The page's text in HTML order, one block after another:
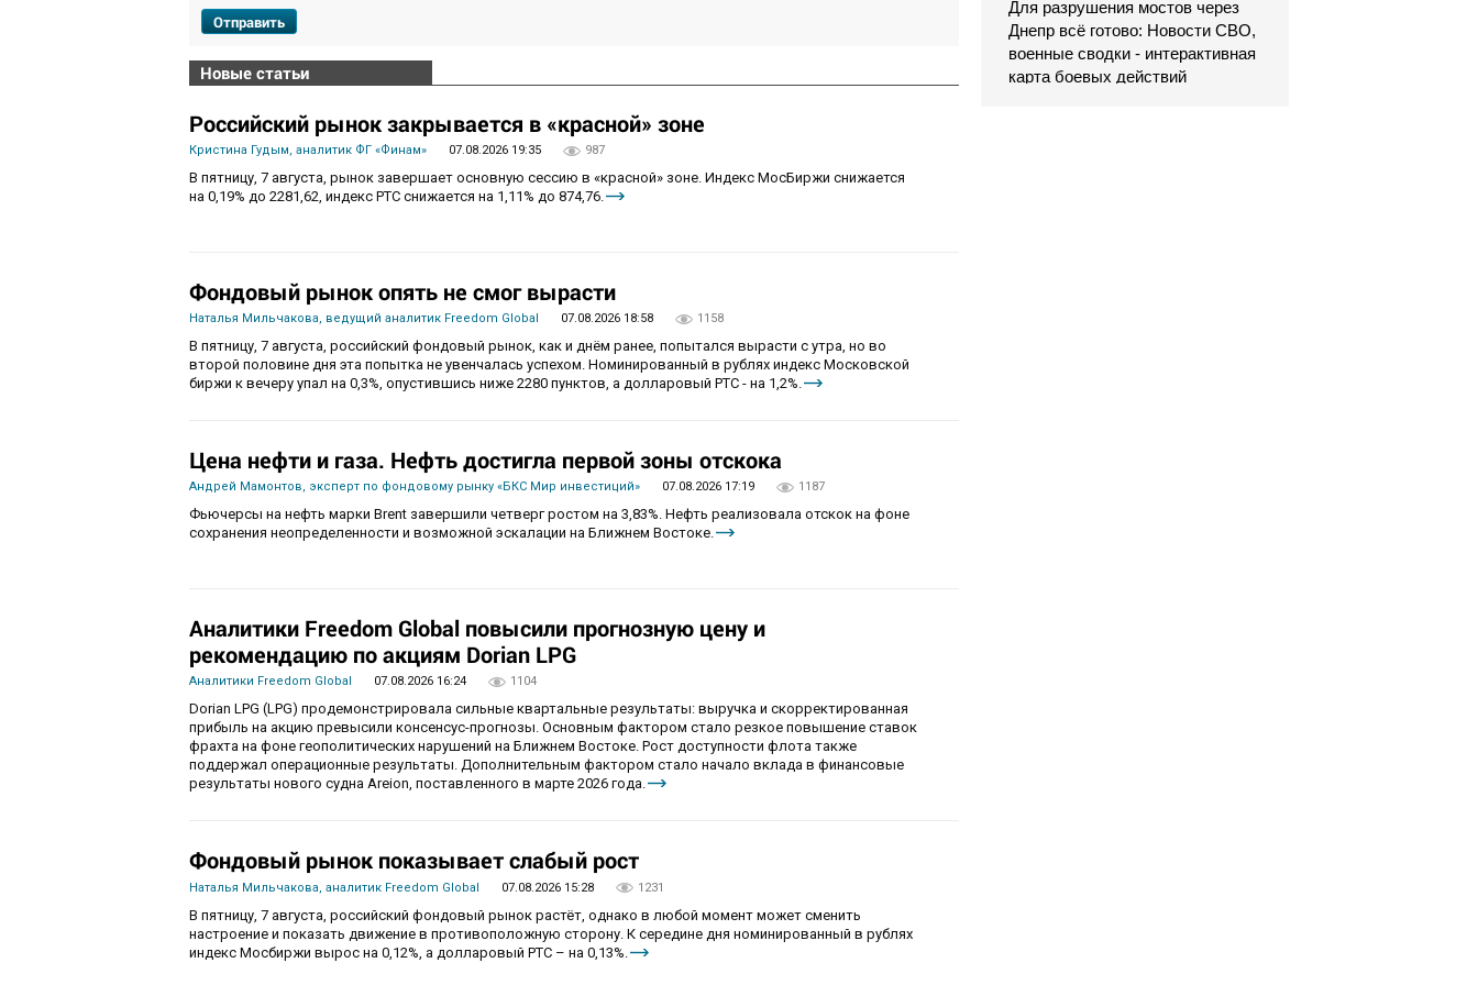
Отправить
Новые статьи
Российский рынок закрывается в «красной» зоне
Кристина Гудым, аналитик ФГ «Финам» 07.08.2026 19:35 987
В пятницу, 7 августа, рынок завершает основную сессию в «красной» зоне. Индекс МосБиржи снижается
на 0,19% до 2281,62, индекс РТС снижается на 1,11% до 874,76.
Фондовый рынок опять не смог вырасти
Наталья Мильчакова, ведущий аналитик Freedom Global 07.08.2026 18:58 1158
В пятницу, 7 августа, российский фондовый рынок, как и днём ранее, попытался вырасти с утра, но во
второй половине дня эта попытка не увенчалась успехом. Номинированный в рублях индекс Московской
биржи к вечеру упал на 0,3%, опустившись ниже 2280 пунктов, а долларовый РТС - на 1,2%.
Цена нефти и газа. Нефть достигла первой зоны отскока
Андрей Мамонтов, эксперт по фондовому рынку «БКС Мир инвестиций» 07.08.2026 17:19 1187
Фьючерсы на нефть марки Brent завершили четверг ростом на 3,83%. Нефть реализовала отскок на фоне
сохранения неопределенности и возможной эскалации на Ближнем Востоке.
Аналитики Freedom Global повысили прогнозную цену и
рекомендацию по акциям Dorian LPG
Аналитики Freedom Global 07.08.2026 16:24 1104
Dorian LPG (LPG) продемонстрировала сильные квартальные результаты: выручка и скорректированная
прибыль на акцию превысили консенсус-прогнозы. Основным фактором стало резкое повышение ставок
фрахта на фоне геополитических нарушений на Ближнем Востоке. Рост доступности флота также
поддержал операционные результаты. Дополнительным фактором стало начало вклада в финансовые
результаты нового судна Areion, поставленного в марте 2026 года.
Фондовый рынок показывает слабый рост
Наталья Мильчакова, аналитик Freedom Global 07.08.2026 15:28 1231
В пятницу, 7 августа, российский фондовый рынок растёт, однако в любой момент может сменить
настроение и показать движение в противоположную сторону. К середине дня номинированный в рублях
индекс Мосбиржи вырос на 0,12%, а долларовый РТС – на 0,13%.
Для разрушения мостов через
Днепр всё готово: Новости СВО,
военные сводки - интерактивная
карта боевых действий